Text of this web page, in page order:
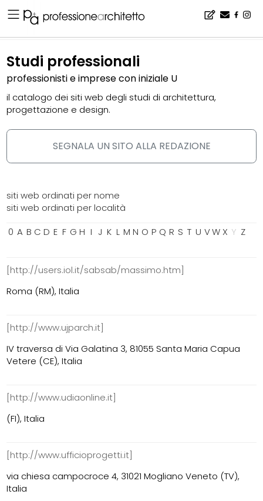
Studi professionali
professionisti e imprese con iniziale U
il catalogo dei siti web degli studi di architettura,
progettazione e design.
SEGNALA UN SITO ALLA REDAZIONE
siti web ordinati per nome
siti web ordinati per località
0 A B C D E F G H I J K L M N O P Q R S T U VWX Y Z
[http://users.iol.it/sabsab/massimo.htm]
Roma (RM), Italia
[http://www.ujparch.it]
IV traversa di Via Galatina 3, 81055 Santa Maria Capua
Vetere (CE), Italia
[http://www.udiaonline.it]
(FI), Italia
[http://www.ufficioprogetti.it]
via chiesa campocroce 4, 31021 Mogliano Veneto (TV),
Italia